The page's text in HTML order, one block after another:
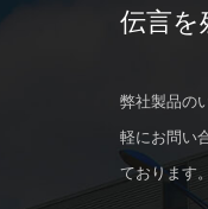
伝言を
弊社製品の
軽にお問い
ております。